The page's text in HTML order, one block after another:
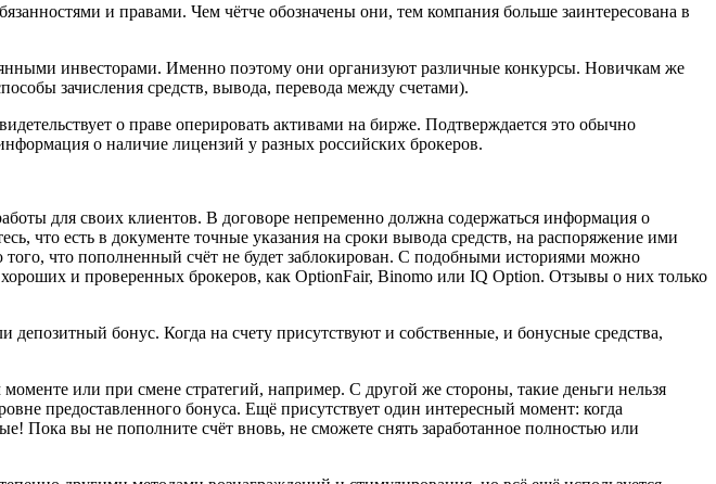
и правами. Чем чётче обозначены они, тем компания больше заинтересована в
инвесторами. Именно поэтому они организуют различные конкурсы. Новичкам же
зачисления средств, вывода, перевода между счетами).
о праве оперировать активами на бирже. Подтверждается это обычно
о наличие лицензий у разных российских брокеров.
для своих клиентов. В договоре непременно должна содержаться информация о
что есть в документе точные указания на сроки вывода средств, на распоряжение ими
что пополненный счёт не будет заблокирован. С подобными историями можно
и проверенных брокеров, как OptionFair, Binomo или IQ Option. Отзывы о них только
бонус. Когда на счету присутствуют и собственные, и бонусные средства,
или при смене стратегий, например. С другой же стороны, такие деньги нельзя
предоставленного бонуса. Ещё присутствует один интересный момент: когда
Пока вы не пополните счёт вновь, не сможете снять заработанное полностью или